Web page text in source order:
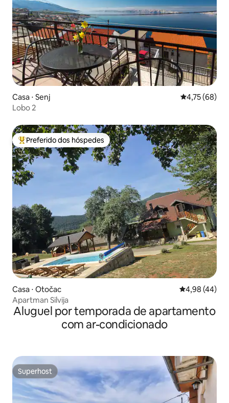
Casa ⋅ Senj 4,75 de uma
4,75 (68)
Lobo 2
Entre os melhores preferidos dos hóspedes
Preferido dos hóspedes
Casa ⋅ Otočac 4,98 de uma
4,98 (44)
Apartman Silvija
Aluguel por temporada de apartamento
com ar-condicionado
Superhost
Superhost